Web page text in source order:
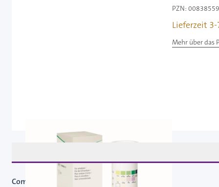
PZN:
Lieferzeit
Mehr über das
Combur 6 Test® Urinteststreifen